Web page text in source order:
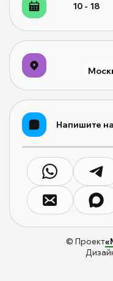
10 - 18
Напишите
© Проект